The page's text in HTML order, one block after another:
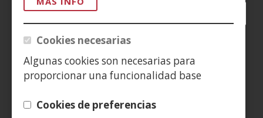
Cookies necesarias
Algunas cookies son necesarias para
proporcionar una funcionalidad base
Cookies de preferencias
Facebook
(Abre
en
nueva
ventana)
Twitter
(Abre
en
nueva
ventana)
LinkedIn
(Abre
en
nueva
ventana)
YouTube
(Abre
en
nueva
ventana)
en
ventana)
en
ventana)
en
en